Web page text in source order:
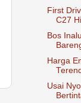
First
C27
Bos
Harga
Usai